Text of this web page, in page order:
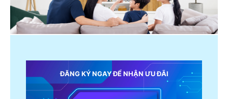
ĐĂNG KÝ NGAY ĐỂ NHẬN ƯU ĐÃI